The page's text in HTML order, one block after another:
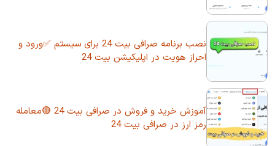
نصب برنامه صرافی بیت 24 برای سیستم ✅ورود و
احراز هویت در اپلیکیشن بیت 24
آموزش خرید و فروش در صرافی بیت 24 🔴معامله
رمز ارز در صرافی بیت 24